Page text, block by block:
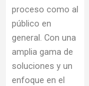
proceso como al
público en
general. Con una
amplia gama de
soluciones y un
enfoque en el